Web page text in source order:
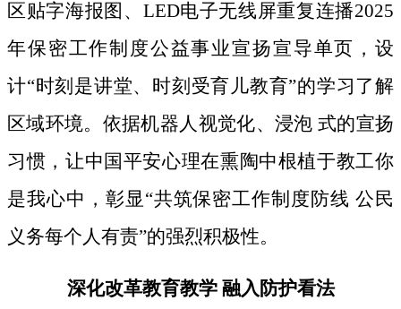
区贴字海报图、LED电子无线屏重复连播2025
年保密工作制度公益事业宣扬宣导单页，设
计“时刻是讲堂、时刻受育儿教育”的学习了解
区域环境。依据机器人视觉化、浸泡 式的宣扬
习惯，让中国平安心理在熏陶中根植于教工你
是我心中，彰显“共筑保密工作制度防线 公民
义务每个人有责”的强烈积极性。
深化改革教育教学 融入防护看法